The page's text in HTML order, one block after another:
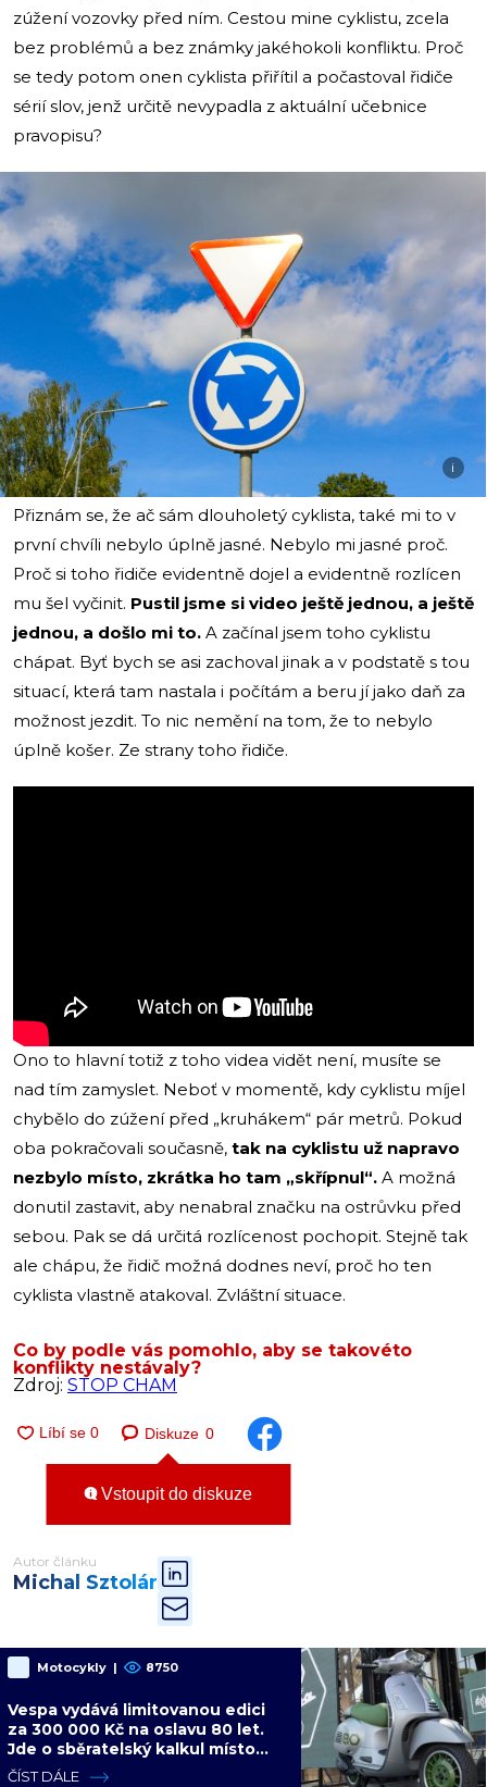
zúžení vozovky před ním. Cestou mine cyklistu, zcela
bez problémů a bez známky jakéhokoli konfliktu. Proč
se tedy potom onen cyklista přiřítil a počastoval řidiče
sérií slov, jenž určitě nevypadla z aktuální učebnice
pravopisu?
i
Přiznám se, že ač sám dlouholetý cyklista, také mi to v
první chvíli nebylo úplně jasné. Nebylo mi jasné proč.
Proč si toho řidiče evidentně dojel a evidentně rozlícen
mu šel vyčinit. Pustil jsme si video ještě jednou, a ještě
jednou, a došlo mi to. A začínal jsem toho cyklistu
chápat. Byť bych se asi zachoval jinak a v podstatě s tou
situací, která tam nastala i počítám a beru jí jako daň za
možnost jezdit. To nic nemění na tom, že to nebylo
úplně košer. Ze strany toho řidiče.
Ono to hlavní totiž z toho videa vidět není, musíte se
nad tím zamyslet. Neboť v momentě, kdy cyklistu míjel
chybělo do zúžení před „kruhákem“ pár metrů. Pokud
oba pokračovali současně, tak na cyklistu už napravo
nezbylo místo, zkrátka ho tam „skřípnul“. A možná
donutil zastavit, aby nenabral značku na ostrůvku před
sebou. Pak se dá určitá rozlícenost pochopit. Stejně tak
ale chápu, že řidič možná dodnes neví, proč ho ten
cyklista vlastně atakoval. Zvláštní situace.
Co by podle vás pomohlo, aby se takovéto
konflikty nestávaly?
Zdroj: STOP CHAM
Diskuze 0
Vstoupit do diskuze
Autor článku
Michal Sztolár
Motocykly | 8750
Vespa vydává limitovanou edici
za 300 000 Kč na oslavu 80 let.
Jde o sběratelský kalkul místo
jízdního upgradu
ČÍST DÁLE